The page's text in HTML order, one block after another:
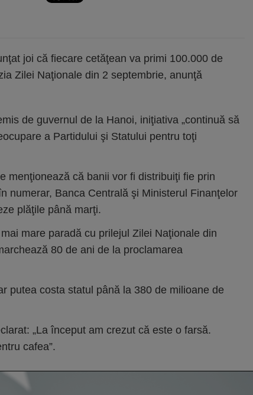
joi că fiecare cetăţean va primi 100.000 de
Zilei Naţionale din 2 septembrie, anunţă
de guvernul de la Hanoi, iniţiativa „continuă să
a Partidului şi Statului pentru toţi
menţionează că banii vor fi distribuiţi fie prin
numerar, Banca Centrală şi Ministerul Finanţelor
plăţile până marţi.
mare paradă cu prilejul Zilei Naţionale din
80 de ani de la proclamarea
putea costa statul până la 380 de milioane de
„La început am crezut că este o farsă.
cafea”.